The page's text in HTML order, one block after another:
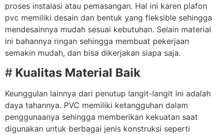
proses instalasi atau pemasangan. Hal ini karen plafon
pvc memiliki desain dan bentuk yang fleksible sehingga
mendesainnya mudah sesuai kebutuhan. Selain material
ini bahannya ringan sehingga membuat pekerjaan
semakin mudah, dan bisa dikerjakan siapa saja.
# Kualitas Material Baik
Keunggulan lainnya dari penutup langit-langit ini adalah
daya tahannya. PVC memiliki ketangguhan dalam
penggunaanya sehingga memberikan kekuatan saat
digunakan untuk berbagai jenis konstruksi seperti